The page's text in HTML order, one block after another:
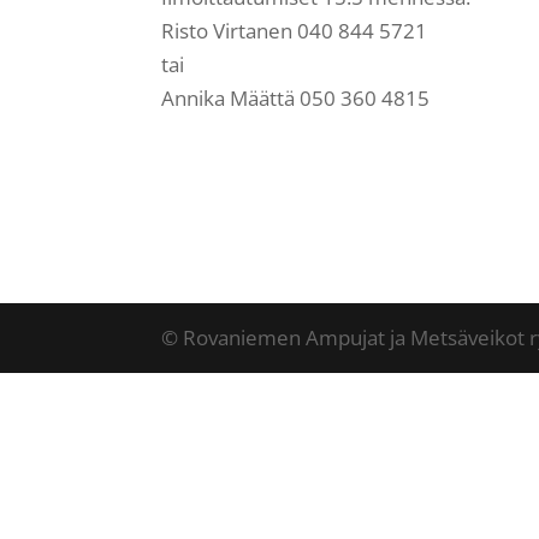
Risto Virtanen 040 844 5721
tai
Annika Määttä 050 360 4815
© Rovaniemen Ampujat ja Metsäveikot